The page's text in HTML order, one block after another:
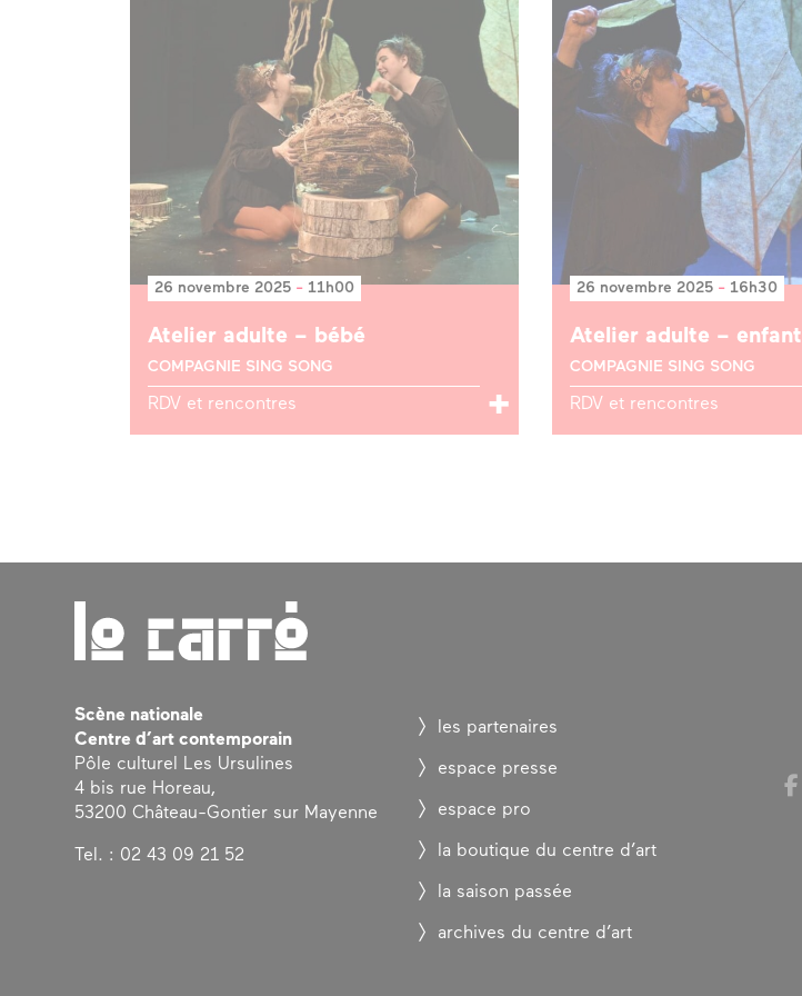
26 novembre 2025 - 11h00
Atelier adulte – bébé
COMPAGNIE SING SONG
RDV et rencontres
26 novembre 2025 - 16h30
Atelier adulte – enfant
COMPAGNIE SING SONG
RDV et rencontres
Scène nationale
Centre d’art contemporain
Pôle culturel Les Ursulines
4 bis rue Horeau,
53200 Château-Gontier sur Mayenne
Tel. : 02 43 09 21 52
les partenaires
espace presse
espace pro
la boutique du centre d’art
la saison passée
archives du centre d’art